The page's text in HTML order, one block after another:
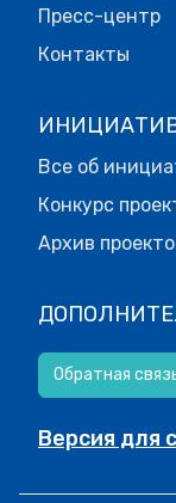
Пресс-центр
Контакты
Все об
Конкурс
Архив
Обратная
Версия для